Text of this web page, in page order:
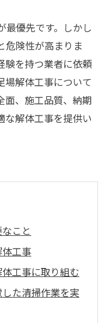
最優先です。しかし
危険性が高まりま
験を持つ業者に依頼
場解体工事について
面、施工品質、納期
な解体工事を提供い
こと
工事
工事に取り組む
た清掃作業を実